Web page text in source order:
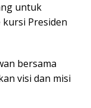
untuk
Presiden
bersama
visi dan misi